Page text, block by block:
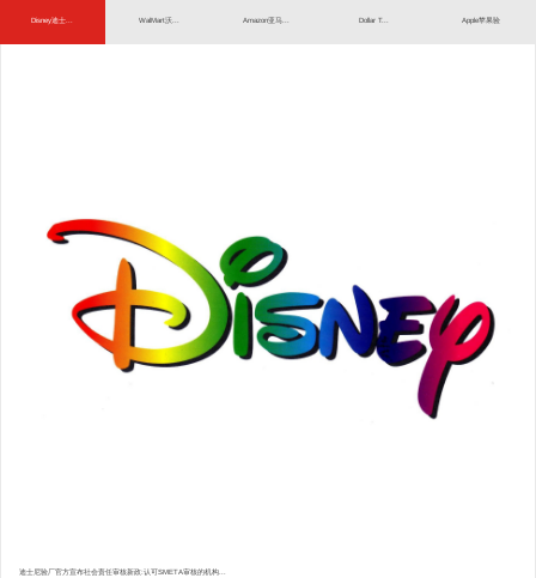
Disney迪士... WalMart沃... Amazon亚马... Dollar T... Apple苹果验
迪士尼验厂官方宣布社会责任审核新政:认可SMETA审核的机构...